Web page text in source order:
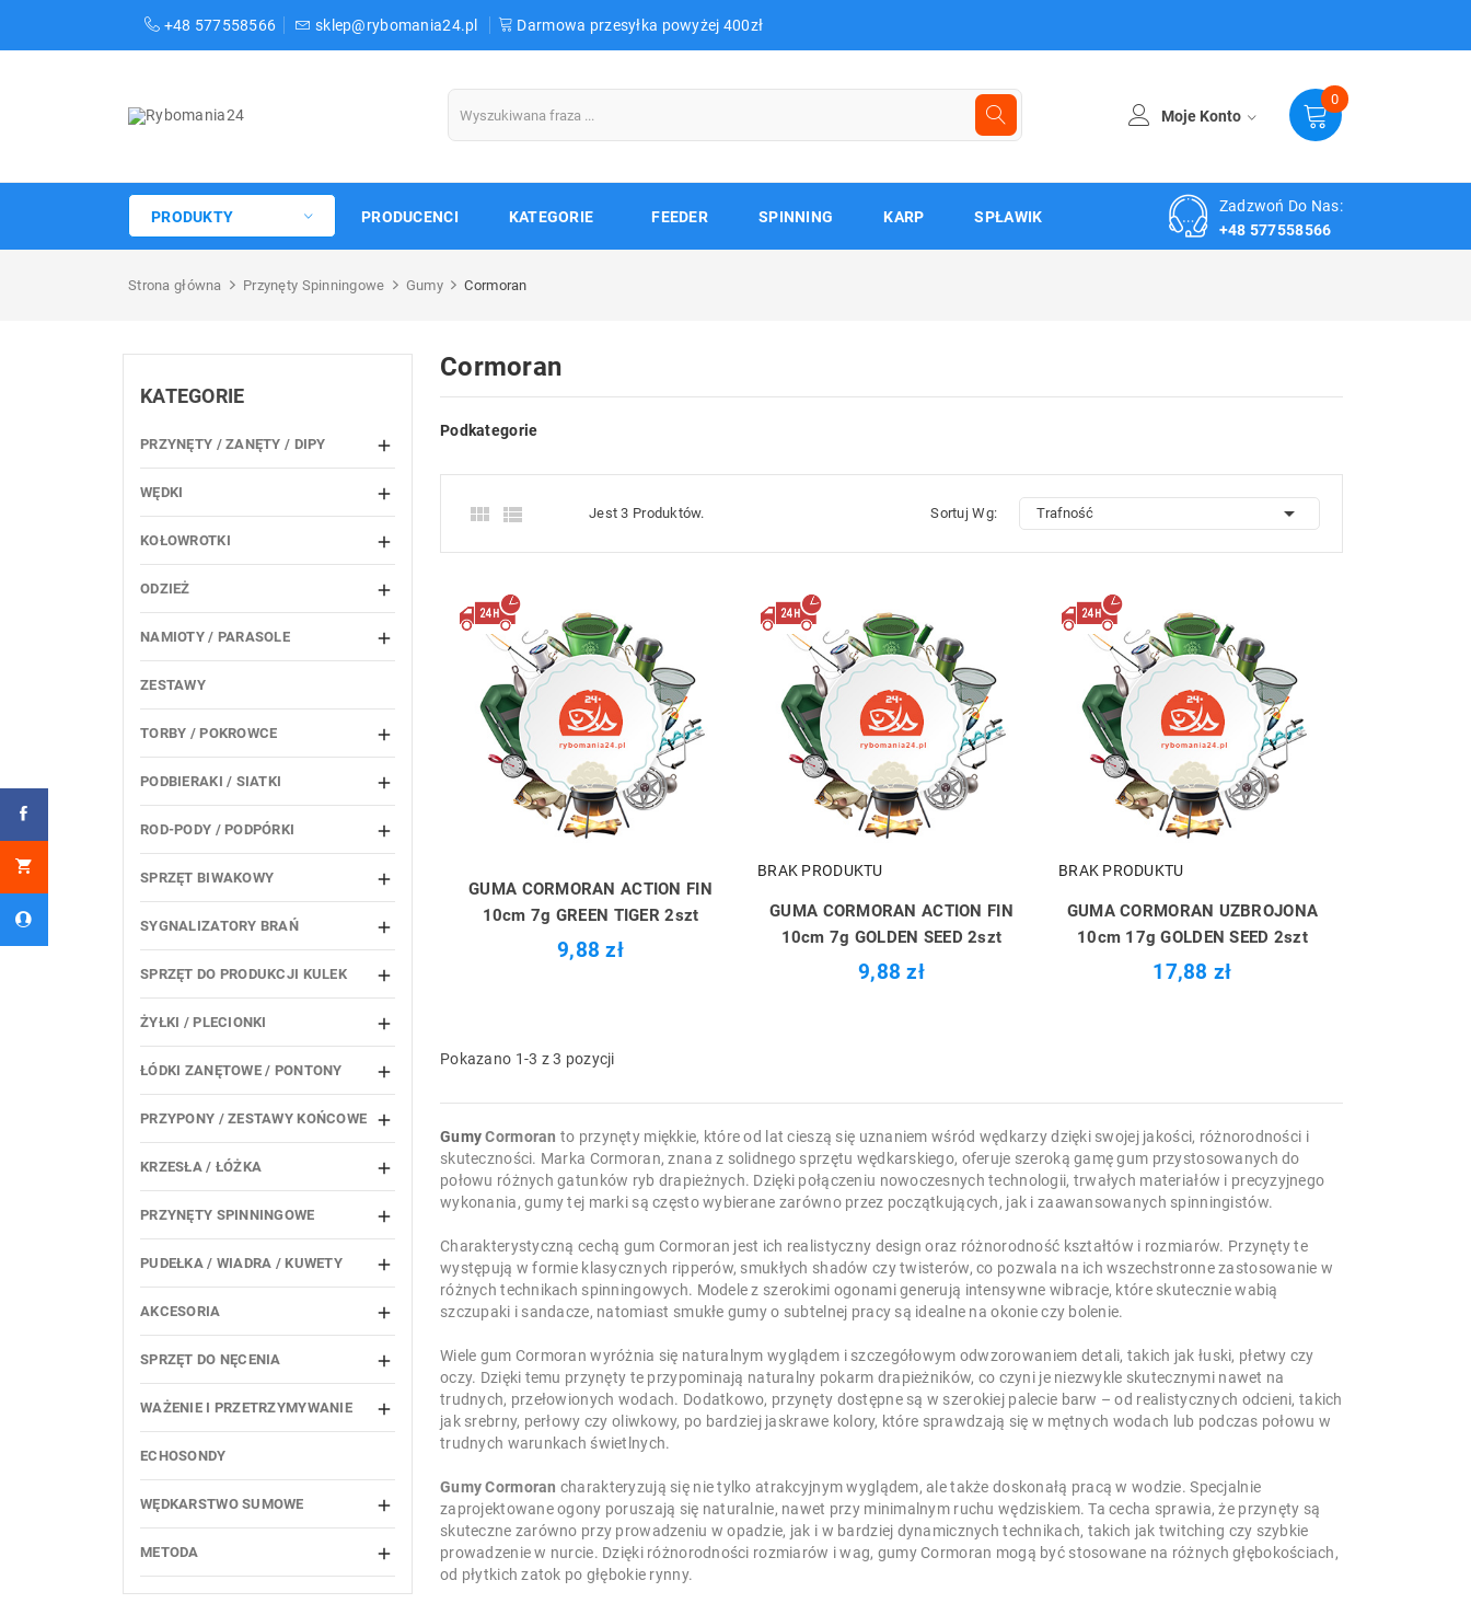
+48 577558566 sklep@rybomania24.pl Darmowa przesyłka powyżej 400zł
0
Moje Konto
PRODUKTY PRODUCENCI KATEGORIE FEEDER SPINNING KARP SPŁAWIK
Zadzwoń Do Nas:
+48 577558566
Strona główna Przynęty Spinningowe Gumy Cormoran
KATEGORIE
PRZYNĘTY / ZANĘTY / DIPY 
WĘDKI 
KOŁOWROTKI 
ODZIEŻ 
NAMIOTY / PARASOLE 
ZESTAWY
TORBY / POKROWCE 
PODBIERAKI / SIATKI 
ROD-PODY / PODPÓRKI 
SPRZĘT BIWAKOWY 
SYGNALIZATORY BRAŃ 
SPRZĘT DO PRODUKCJI KULEK 
ŻYŁKI / PLECIONKI 
ŁÓDKI ZANĘTOWE / PONTONY 
PRZYPONY / ZESTAWY KOŃCOWE 
KRZESŁA / ŁÓŻKA 
PRZYNĘTY SPINNINGOWE 
PUDEŁKA / WIADRA / KUWETY 
AKCESORIA 
SPRZĘT DO NĘCENIA 
WAŻENIE I PRZETRZYMYWANIE 
ECHOSONDY
WĘDKARSTWO SUMOWE 
METODA 
Cormoran
Podkategorie
  Jest 3 Produktów. Sortuj Wg: Trafność 
GUMA CORMORAN ACTION FIN
10cm 7g GREEN TIGER 2szt
9,88 zł
BRAK PRODUKTU
GUMA CORMORAN ACTION FIN
10cm 7g GOLDEN SEED 2szt
9,88 zł
BRAK PRODUKTU
GUMA CORMORAN UZBROJONA
10cm 17g GOLDEN SEED 2szt
17,88 zł
Pokazano 1-3 z 3 pozycji
GumyCormoran to przynęty miękkie, które od lat cieszą się uznaniem wśród wędkarzy dzięki swojej jakości, różnorodności i
skuteczności. Marka Cormoran, znana z solidnego sprzętu wędkarskiego, oferuje szeroką gamę gum przystosowanych do
połowu różnych gatunków ryb drapieżnych. Dzięki połączeniu nowoczesnych technologii, trwałych materiałów i precyzyjnego
wykonania, gumy tej marki są często wybierane zarówno przez początkujących, jak i zaawansowanych spinningistów.
Charakterystyczną cechą gum Cormoran jest ich realistyczny design oraz różnorodność kształtów i rozmiarów. Przynęty te
występują w formie klasycznych ripperów, smukłych shadów czy twisterów, co pozwala na ich wszechstronne zastosowanie w
różnych technikach spinningowych. Modele z szerokimi ogonami generują intensywne wibracje, które skutecznie wabią
szczupaki i sandacze, natomiast smukłe gumy o subtelnej pracy są idealne na okonie czy bolenie.
Wiele gum Cormoran wyróżnia się naturalnym wyglądem i szczegółowym odwzorowaniem detali, takich jak łuski, płetwy czy
oczy. Dzięki temu przynęty te przypominają naturalny pokarm drapieżników, co czyni je niezwykle skutecznymi nawet na
trudnych, przełowionych wodach. Dodatkowo, przynęty dostępne są w szerokiej palecie barw – od realistycznych odcieni, takich
jak srebrny, perłowy czy oliwkowy, po bardziej jaskrawe kolory, które sprawdzają się w mętnych wodach lub podczas połowu w
trudnych warunkach świetlnych.
Gumy Cormoran charakteryzują się nie tylko atrakcyjnym wyglądem, ale także doskonałą pracą w wodzie. Specjalnie
zaprojektowane ogony poruszają się naturalnie, nawet przy minimalnym ruchu wędziskiem. Ta cecha sprawia, że przynęty są
skuteczne zarówno przy prowadzeniu w opadzie, jak i w bardziej dynamicznych technikach, takich jak twitching czy szybkie
prowadzenie w nurcie. Dzięki różnorodności rozmiarów i wag, gumy Cormoran mogą być stosowane na różnych głębokościach,
od płytkich zatok po głębokie rynny.